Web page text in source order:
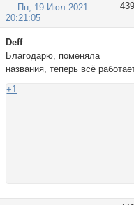
$('#button- 439
Пн, 19 Июл 2021
20:21:05
Deff
Благодарю, поменяла
названия, теперь всё
+1